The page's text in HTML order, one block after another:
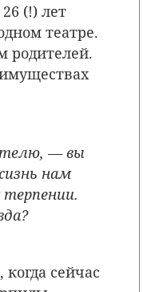
(!) лет
театре.
родителей.
— вы
нам
сейчас